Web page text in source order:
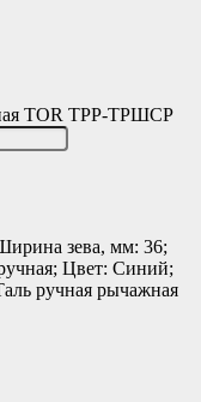
TOR ТРР-ТРШСР
зева, мм: 36;
Цвет: Синий;
ручная рычажная